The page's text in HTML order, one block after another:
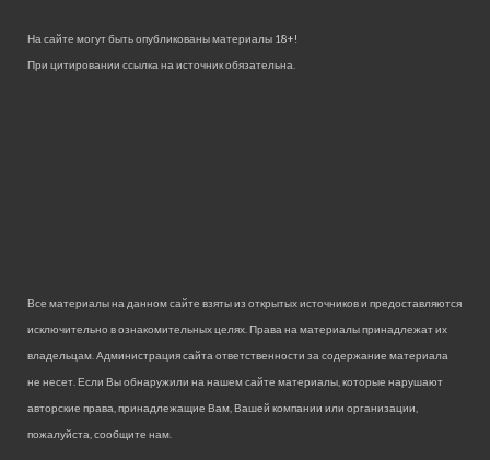
На сайте могут быть опубликованы материалы 18+!
При цитировании ссылка на источник обязательна.
Все материалы на данном сайте взяты из открытых источников и предоставляются
исключительно в ознакомительных целях. Права на материалы принадлежат их
владельцам. Администрация сайта ответственности за содержание материала
не несет. Если Вы обнаружили на нашем сайте материалы, которые нарушают
авторские права, принадлежащие Вам, Вашей компании или организации,
пожалуйста, сообщите нам.